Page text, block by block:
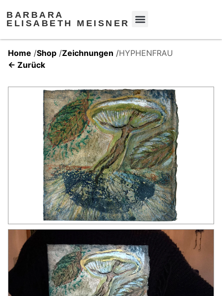
BARBARA
ELISABETH MEISNER
Home /Shop /Zeichnungen /HYPHENFRAU
← Zurück